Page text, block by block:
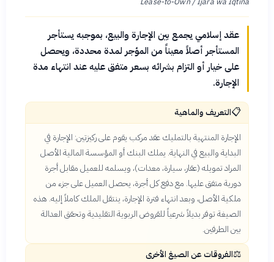
عقد إسلامي يجمع بين الإجارة والبيع، بموجبه يستأجر
المستأجر أصلاً معيناً من المؤجر لمدة محددة، ويحصل
على خيار أو التزام بشرائه بسعر متفق عليه عند انتهاء مدة
الإجارة.
📋التعريف والماهية
الإجارة المنتهية بالتمليك عقد مركب يقوم على ركيزتين: الإجارة في
البداية والبيع في النهاية. يملك البنك أو المؤسسة المالية الأصل
المراد تمويله (عقار، سيارة، معدات)، ويسلمه للعميل مقابل أجرة
دورية متفق عليها. مع دفع كل أجرة، يحصل العميل على جزء من
ملكية الأصل، وبعد انتهاء فترة الإجارة، ينتقل الملك كاملاً إليه. هذه
الصيغة توفر بديلاً شرعياً للقروض الربوية التقليدية وتحقق العدالة
بين الطرفين.
⚖️الفروقات عن الصيغ الأخرى